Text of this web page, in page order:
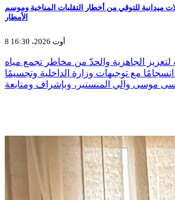
ميدانية للتوقي من أخطار التقلبات المناخية وموسم
الأمطار
8 أوت 2026، 16:30
الجاهزية والحدّ من مخاطر تجمع مياه
انسجامًا مع توجيهات وزارة الداخلية وتجسيمًا